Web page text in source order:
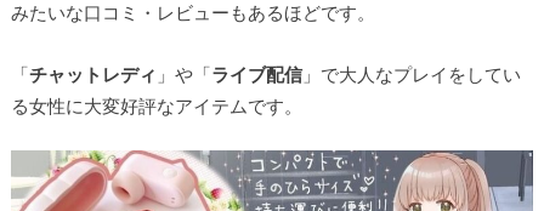
みたいな口コミ・レビューもあるほどです。
「チャットレディ 」や「ライブ配信」で大人なプレイをしてい
る女性に大変好評なアイテムです。